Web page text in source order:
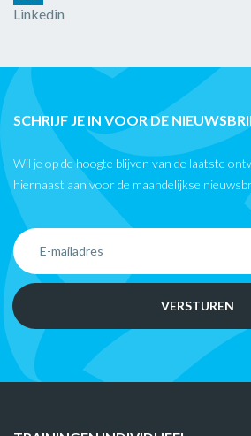
Linkedin
SCHRIJF JE IN VOOR DE
Wil je op de hoogte blijven van de laatste
hiernaast aan voor de maandelijkse